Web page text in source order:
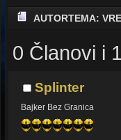
AUTORTEMA:
0 Članovi i
Splinter
Bajker Bez Granica